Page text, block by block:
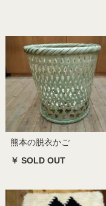
熊本の脱衣かご
￥ SOLD OUT